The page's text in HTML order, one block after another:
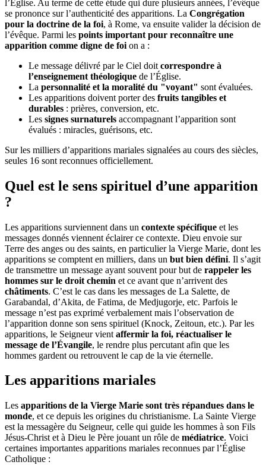
l’Église. Au terme de cette étude qui dure plusieurs années, l’évêque
se prononce sur l’authenticité des apparitions. La Congrégation
pour la doctrine de la foi, à Rome, va ensuite valider la décision de
l’évêque. Parmi les points important pour reconnaître une
apparition comme digne de foi on a :
Le message délivré par le Ciel doit correspondre à
l’enseignement théologique de l’Église.
La personnalité et la moralité du "voyant" sont évaluées.
Les apparitions doivent porter des fruits tangibles et
durables : prières, conversion, etc.
Les signes surnaturels accompagnant l’apparition sont
évalués : miracles, guérisons, etc.
Sur les milliers d’apparitions mariales signalées au cours des siècles,
seules 16 sont reconnues officiellement.
Quel est le sens spirituel d’une apparition
?
Les apparitions surviennent dans un contexte spécifique et les
messages donnés viennent éclairer ce contexte. Dieu envoie sur
Terre des anges ou des saints, en particulier la Vierge Marie, dont les
apparitions se comptent en milliers, dans un but bien défini. Il s’agit
de transmettre un message ayant souvent pour but de rappeler les
hommes sur le droit chemin et ce avant que n’arrivent des
châtiments. C’est le cas dans les messages de La Salette, de
Garabandal, d’Akita, de Fatima, de Medjugorje, etc. Parfois le
message n’est pas exprimé verbalement mais l’observation de
l’apparition donne son sens spirituel (Knock, Zeitoun, etc.). Par les
apparitions, le Seigneur vient affermir la foi, réactualiser le
message de l’Évangile, le rendre plus percutant afin que les
hommes gardent ou retrouvent le cap de la vie éternelle.
Les apparitions mariales
Les apparitions de la Vierge Marie sont très répandues dans le
monde, et ce depuis les origines du christianisme. La Sainte Vierge
est la messagère du Seigneur, celle qui guide les hommes à son Fils
Jésus-Christ et à Dieu le Père jouant un rôle de médiatrice. Voici
certaines importantes apparitions mariales reconnues par l’Église
Catholique :